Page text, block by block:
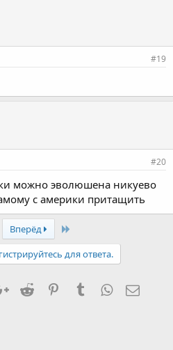
#19
#20
можно эволюшена никуево
с америки притащить
Вперёд Last
для ответа.
Google+
Reddit PinterestTumblrWhatsApp